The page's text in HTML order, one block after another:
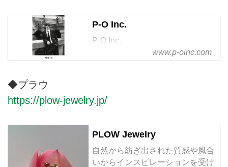
P-O Inc.
P-O Inc.
www.p-oinc.com
◆プラウ
https://plow-jewelry.jp/
PLOW Jewelry
⾃然から紡ぎ出された質感や⾵合
いからインスピレーションを受け